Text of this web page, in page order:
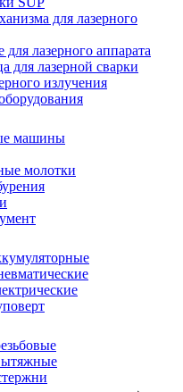
для лазерного
лазерного аппарата
для лазерной сварки
излучения
машины
молотки